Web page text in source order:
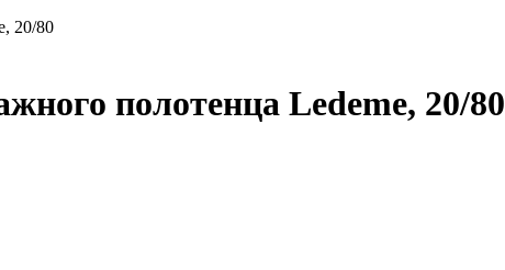
20/80
полотенца Ledeme, 20/80